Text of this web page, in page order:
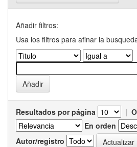
Añadir filtros:
Usa los filtros para afinar la
Resultados por página |
En orden
Autor/registro